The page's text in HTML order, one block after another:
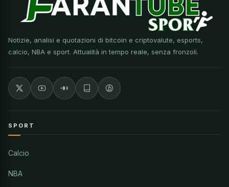
Notizie, analisi e quotazioni di bitcoin e criptovalute, esports,
calcio, NBA e sport. Attualità in tempo reale, senza fronzoli.
SPORT
Calcio
NBA